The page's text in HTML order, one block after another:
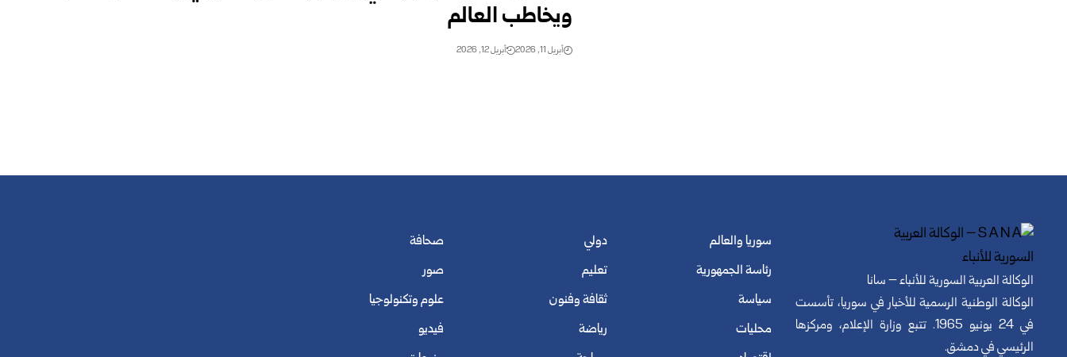
ويخاطب العالم
أبريل 11, 2026 أبريل 12, 2026
الوكالة العربية السورية للأنباء – سانا
الوكالة الوطنية الرسمية للأخبار في سوريا، تأسست
في 24 يونيو 1965. تتبع وزارة الإعلام، ومركزها
الرئيسي في دمشق.
سوريا والعالم
رئاسة الجمهورية
سياسة
محليات
دولي
تعليم
ثقافة وفنون
رياضة
صحافة
صور
علوم وتكنولوجيا
فيديو